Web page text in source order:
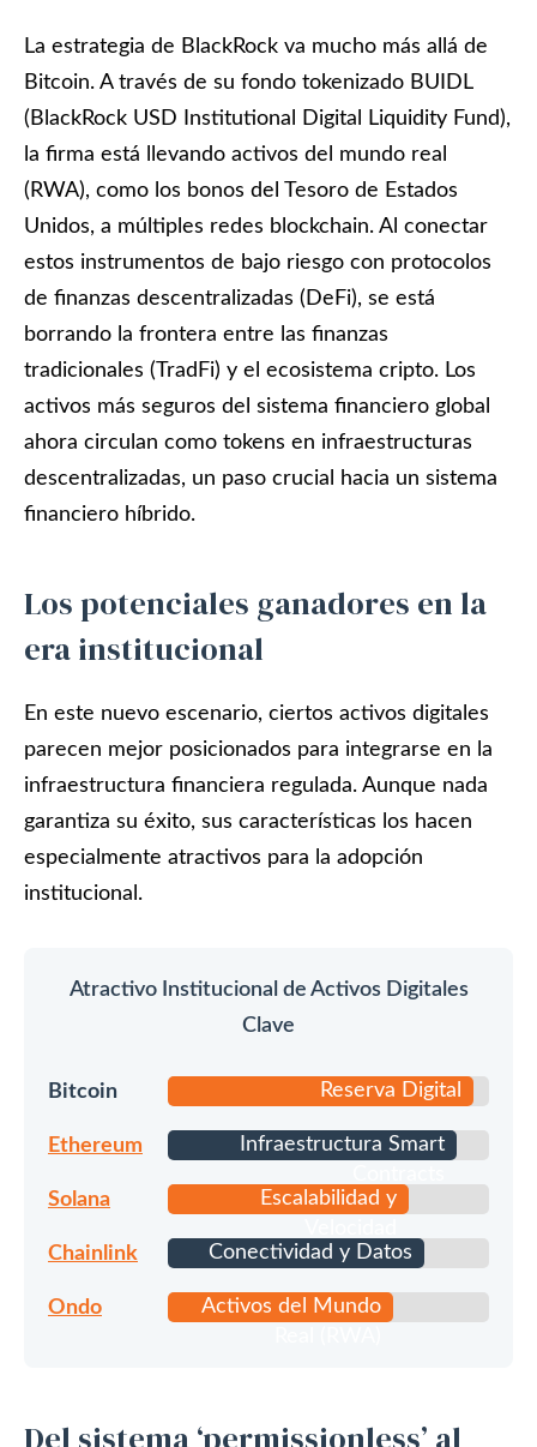
La estrategia de BlackRock va mucho más allá de
Bitcoin. A través de su fondo tokenizado BUIDL
(BlackRock USD Institutional Digital Liquidity Fund),
la firma está llevando activos del mundo real
(RWA), como los bonos del Tesoro de Estados
Unidos, a múltiples redes blockchain. Al conectar
estos instrumentos de bajo riesgo con protocolos
de finanzas descentralizadas (DeFi), se está
borrando la frontera entre las finanzas
tradicionales (TradFi) y el ecosistema cripto. Los
activos más seguros del sistema financiero global
ahora circulan como tokens en infraestructuras
descentralizadas, un paso crucial hacia un sistema
financiero híbrido.
Los potenciales ganadores en la
era institucional
En este nuevo escenario, ciertos activos digitales
parecen mejor posicionados para integrarse en la
infraestructura financiera regulada. Aunque nada
garantiza su éxito, sus características los hacen
especialmente atractivos para la adopción
institucional.
Atractivo Institucional de Activos Digitales
Clave
Bitcoin Reserva Digital
Ethereum
Infraestructura Smart
Solana
Escalabilidad y
Chainlink
Conectividad y Datos
Ondo
Activos del Mundo